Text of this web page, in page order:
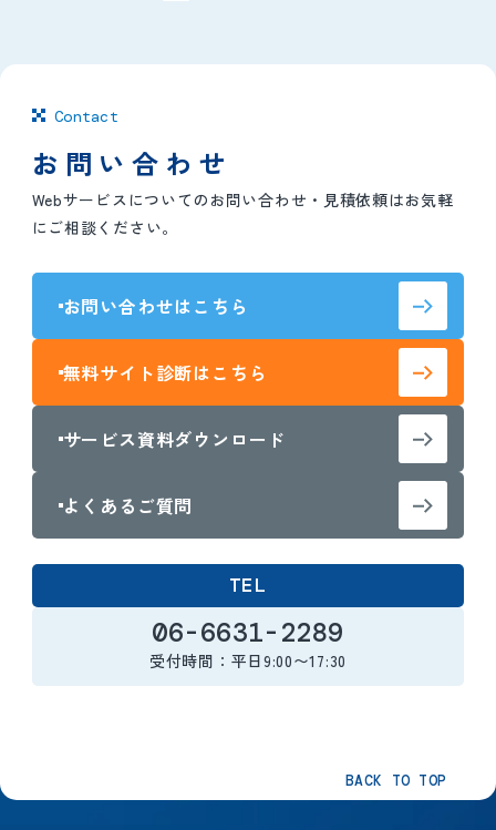
Contact
お問い合わせ
Webサービスについてのお問い合わせ・見積依頼はお気軽
にご相談ください。
お問い合わせはこちら
無料サイト診断はこちら
サービス資料ダウンロード
よくあるご質問
TEL
06-6631-2289
受付時間：平日9:00〜17:30
BACK TO TOP